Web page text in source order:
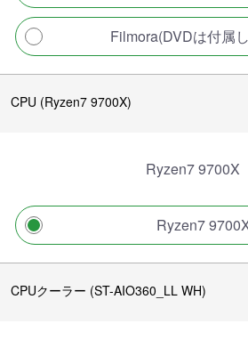
Filmora(DVDは付属
CPU (Ryzen7 9700X)
Ryzen7 9700X
Ryzen7
CPUクーラー (ST-AIO360_LL WH)